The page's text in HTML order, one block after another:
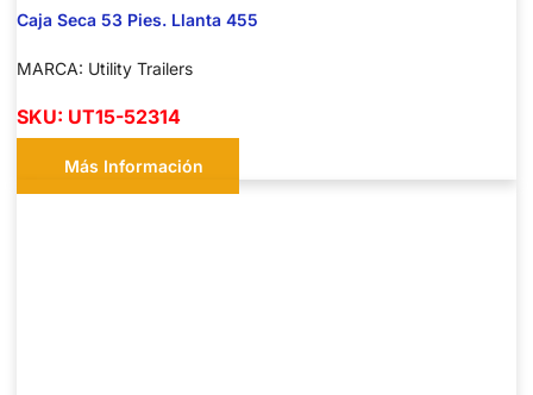
Caja Seca 53 Pies. Llanta 455
MARCA: Utility Trailers
SKU: UT15-52314
Más Información